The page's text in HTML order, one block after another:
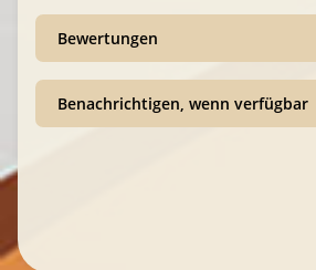
Bewertungen
Benachrichtigen, wenn verfügbar